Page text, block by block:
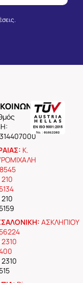
Κ.
210
ΑΣΚΛΗΠΙΟΥ
2310